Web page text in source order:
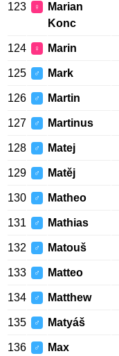
123 ♀
Marian
Konc
124 ♀ Marin
125 ♂ Mark
126 ♂ Martin
127 ♂ Martinus
128 ♂ Matej
129 ♂ Matěj
130 ♂ Matheo
131 ♂ Mathias
132 ♂ Matouš
133 ♂ Matteo
134 ♂ Matthew
135 ♂ Matyáš
136 ♂ Max